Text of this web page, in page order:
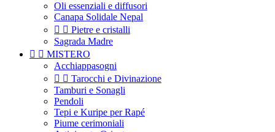
Oli essenziali e diffusori
Canapa Solidale Nepal
  Pietre e cristalli
Sagrada Madre
  MISTERO
Acchiappasogni
  Tarocchi e Divinazione
Tamburi e Sonagli
Pendoli
Tepi e Kuripe per Rapé
Piume cerimoniali